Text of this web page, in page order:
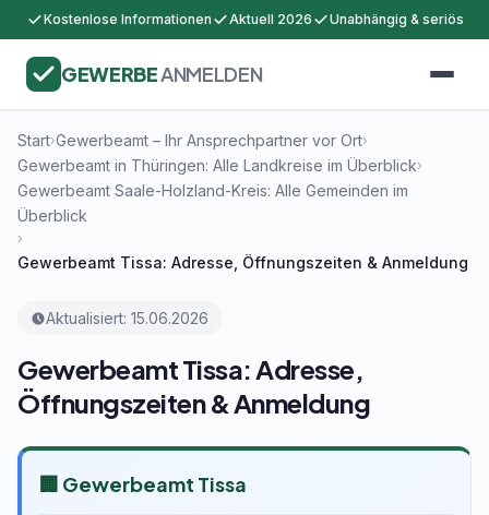
Kostenlose Informationen Aktuell 2026 Unabhängig & seriös
GEWERBEANMELDEN
Start›Gewerbeamt – Ihr Ansprechpartner vor Ort›
Gewerbeamt in Thüringen: Alle Landkreise im Überblick›
Gewerbeamt Saale-Holzland-Kreis: Alle Gemeinden im
Überblick
›
Gewerbeamt Tissa: Adresse, Öffnungszeiten & Anmeldung
Aktualisiert: 15.06.2026
Gewerbeamt Tissa: Adresse,
Öffnungszeiten & Anmeldung
🏢 Gewerbeamt Tissa